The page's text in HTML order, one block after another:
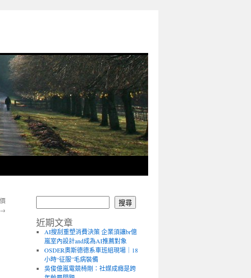
→
搜尋
近期文章
AI搜刮重塑消費決策 企業須讓br億
嵐室內設計and成為AI推薦對象
OSDER奧斯德德系車班組現場｜18
小時“征服”毛病裝備
吳俊億嵐電競椅剛：社媒成癮是跨